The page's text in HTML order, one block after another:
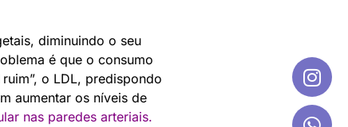
diminuindo o seu
é que o consumo
o LDL, predispondo
aumentar os níveis de
nas paredes arteriais.